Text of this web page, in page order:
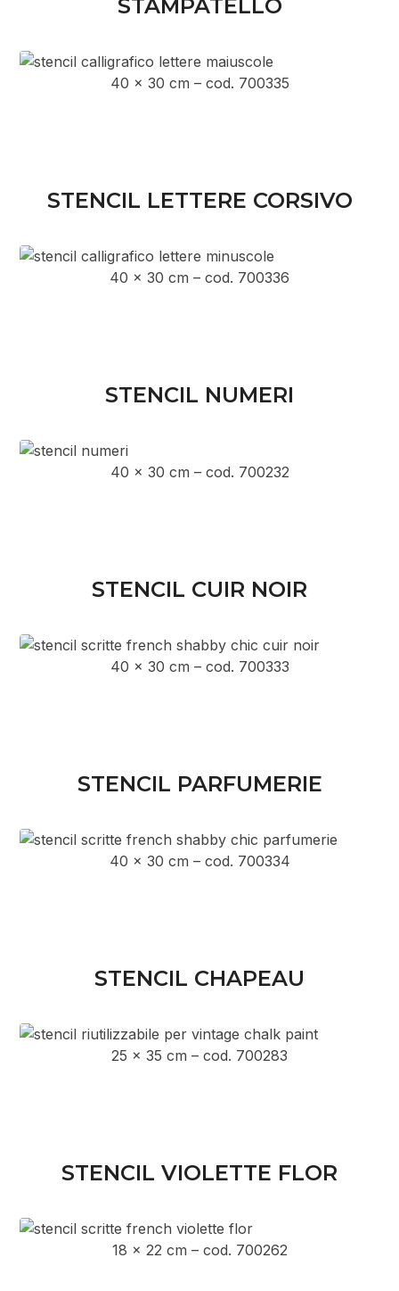
STAMPATELLO
40 x 30 cm – cod. 700335
STENCIL LETTERE CORSIVO
40 x 30 cm – cod. 700336
STENCIL NUMERI
40 x 30 cm – cod. 700232
STENCIL CUIR NOIR
40 x 30 cm – cod. 700333
STENCIL PARFUMERIE
40 x 30 cm – cod. 700334
STENCIL CHAPEAU
25 x 35 cm – cod. 700283
STENCIL VIOLETTE FLOR
18 x 22 cm – cod. 700262